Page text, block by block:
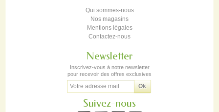
Qui sommes-nous
Nos magasins
Mentions légales
Contactez-nous
Newsletter
Inscrivez-vous à notre newsletter
pour recevoir des offres exclusives
Suivez-nous